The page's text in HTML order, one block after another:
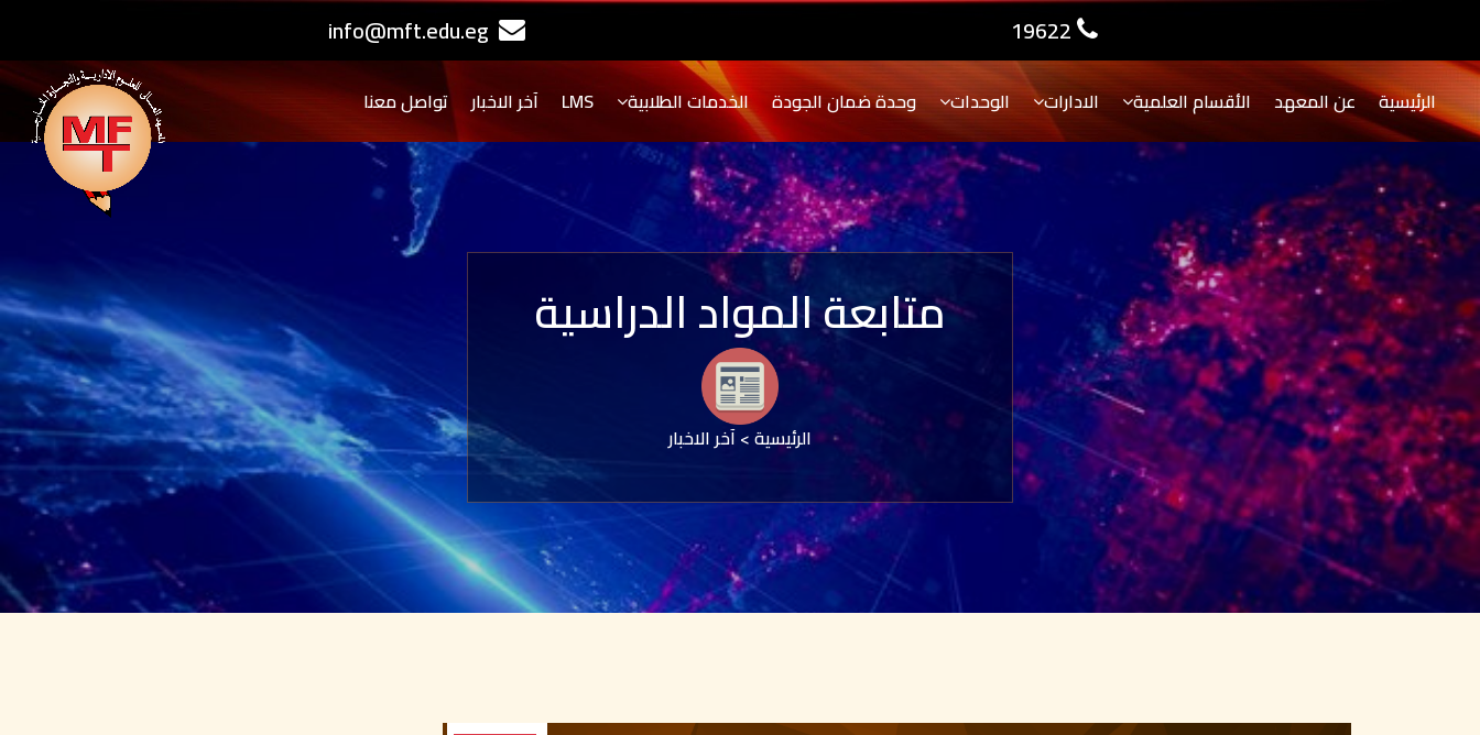
19622
الرئيسية عن المعهد الأقسام العلمية الادارات الوحدات وحدة ضمان الجودة الخدمات الطلابية LMS آخر الاخبار تواصل معنا
متابعة المواد الدراسية
الرئيسية>آخر الاخبار